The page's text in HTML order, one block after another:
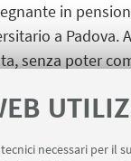
necessari per
in
a Padova.
senza poter